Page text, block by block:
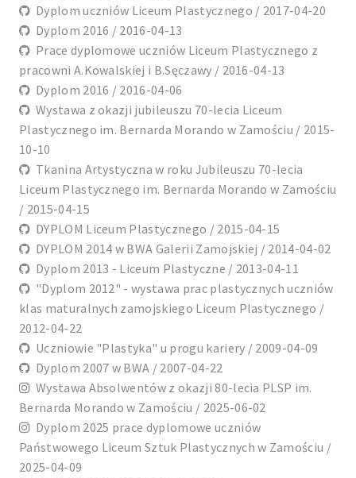
Dyplom uczniów Liceum Plastycznego / 2017-04-20
Dyplom 2016 / 2016-04-13
Prace dyplomowe uczniów Liceum Plastycznego z
pracowni A.Kowalskiej i B.Sęczawy / 2016-04-13
Dyplom 2016 / 2016-04-06
Wystawa z okazji jubileuszu 70-lecia Liceum
Plastycznego im. Bernarda Morando w Zamościu / 2015-
10-10
Tkanina Artystyczna w roku Jubileuszu 70-lecia
Liceum Plastycznego im. Bernarda Morando w Zamościu
/ 2015-04-15
DYPLOM Liceum Plastycznego / 2015-04-15
DYPLOM 2014 w BWA Galerii Zamojskiej / 2014-04-02
Dyplom 2013 - Liceum Plastyczne / 2013-04-11
"Dyplom 2012" - wystawa prac plastycznych uczniów
klas maturalnych zamojskiego Liceum Plastycznego /
2012-04-22
Uczniowie "Plastyka" u progu kariery / 2009-04-09
Dyplom 2007 w BWA / 2007-04-22
Wystawa Absolwentów z okazji 80-lecia PLSP im.
Bernarda Morando w Zamościu / 2025-06-02
Dyplom 2025 prace dyplomowe uczniów
Państwowego Liceum Sztuk Plastycznych w Zamościu /
2025-04-09